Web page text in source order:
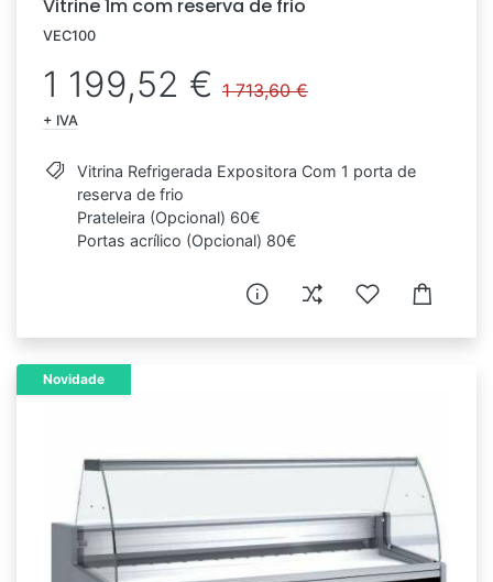
Vitrine 1m com reserva de frio
VEC100
1 199,52 € 1 713,60 €
+ IVA
Vitrina Refrigerada Expositora Com 1 porta de
reserva de frio
Prateleira (Opcional) 60€
Portas acrílico (Opcional) 80€
Novidade